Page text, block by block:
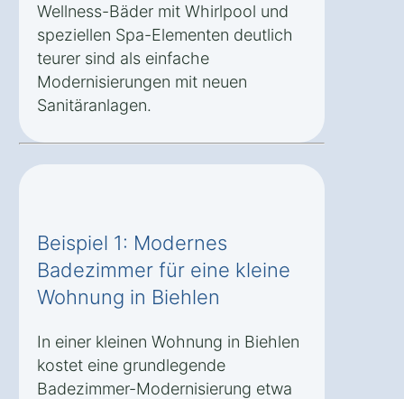
Wellness-Bäder mit Whirlpool und
speziellen Spa-Elementen deutlich
teurer sind als einfache
Modernisierungen mit neuen
Sanitäranlagen.
Beispiel 1: Modernes
Badezimmer für eine kleine
Wohnung in Biehlen
In einer kleinen Wohnung in Biehlen
kostet eine grundlegende
Badezimmer-Modernisierung etwa